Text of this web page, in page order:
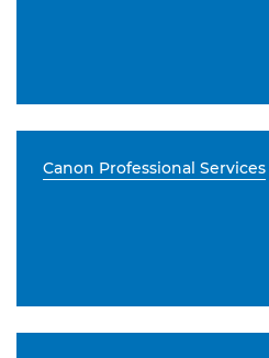
Canon Professional Services